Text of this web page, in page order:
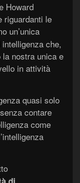
Howard
riguardanti le
un’unica
che,
nostra unica e
in attività
quasi solo
contare
come